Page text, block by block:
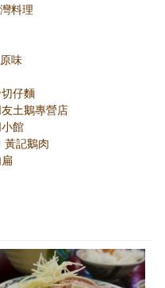
料理
味
仔麵
土鵝專營店
館
記鵝肉